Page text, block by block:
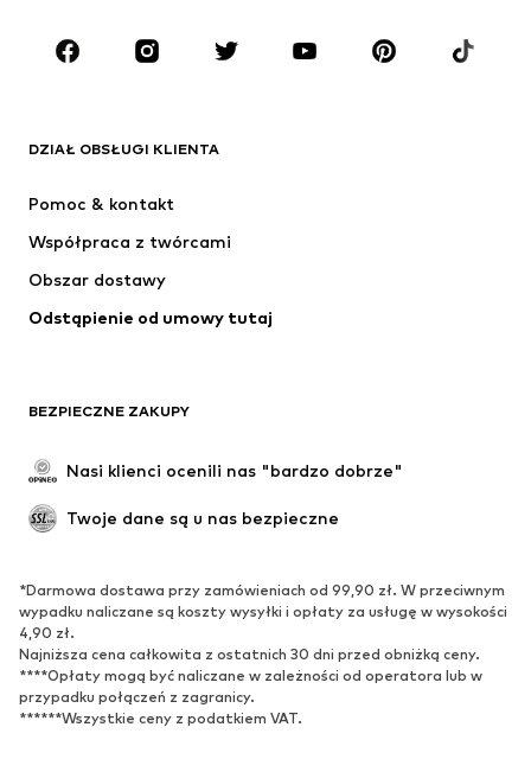
Akcesoria
Premium
Nowości
Kurtki
Bielizna
Płaszcze
Spódnice
Specjalne okazje
Nowości
Na czasie
Trampki & sneakersy
Czółenka & buty na obcasie
Kozaki
Sandały
DZIAŁ OBSŁUGI KLIENTA
Pomoc & kontakt
Współpraca z twórcami
Obszar dostawy
Odstąpienie od umowy tutaj
BEZPIECZNE ZAKUPY
Nasi klienci ocenili nas "bardzo dobrze"
Twoje dane są u nas bezpieczne
*Darmowa dostawa przy zamówieniach od 99,90 zł. W przeciwnym
wypadku naliczane są koszty wysyłki i opłaty za usługę w wysokości
4,90 zł.
Najniższa cena całkowita z ostatnich 30 dni przed obniżką ceny.
****Opłaty mogą być naliczane w zależności od operatora lub w
przypadku połączeń z zagranicy.
******Wszystkie ceny z podatkiem VAT.